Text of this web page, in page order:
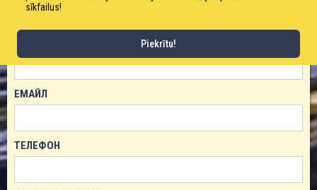
ЗАКАЗАТЬ ТОВАР!
ЕМАЙЛ
ТЕЛЕФОН
sīkfailus!
Piekrītu!